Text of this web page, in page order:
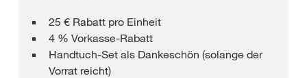
25 € Rabatt pro Einheit
4 % Vorkasse-Rabatt
Handtuch-Set als Dankeschön (solange der
Vorrat reicht)